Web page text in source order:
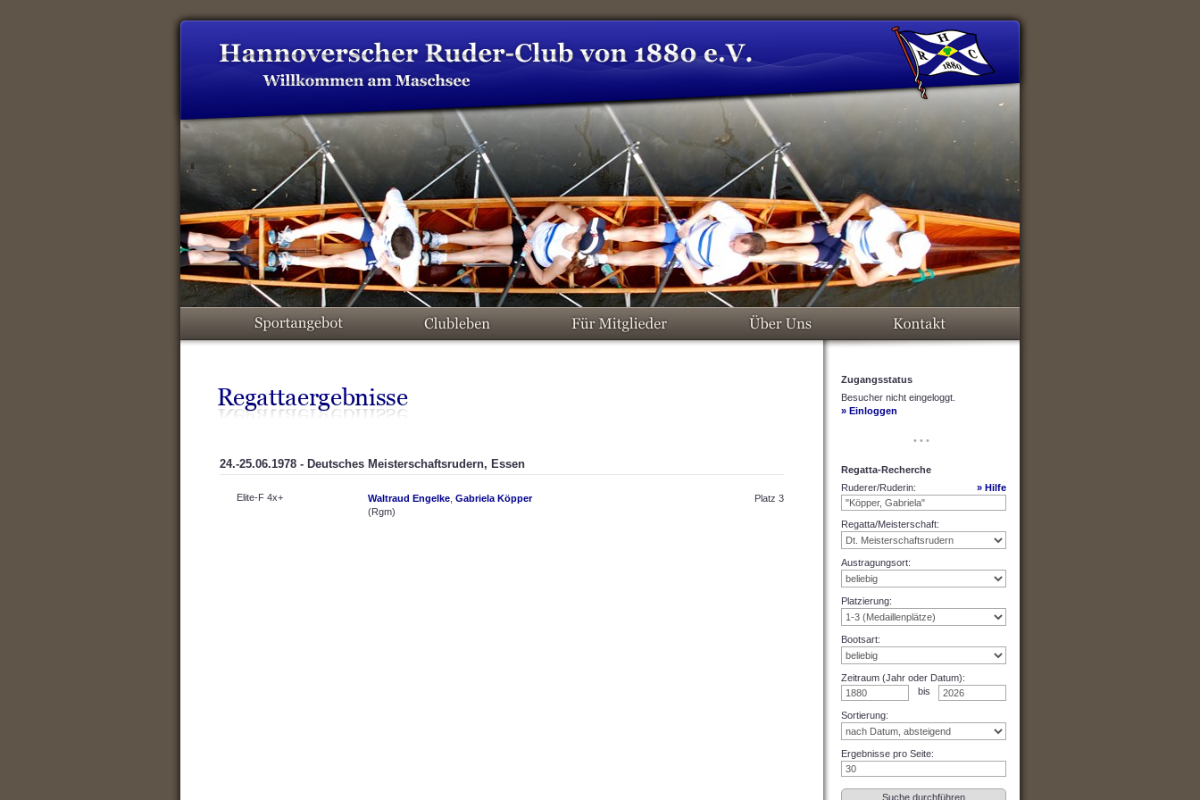
24.-25.06.1978 - Deutsches Meisterschaftsrudern, Essen
Elite-F 4x+ Waltraud Engelke Gabriela Köpper
(Rgm)
Platz 3
Zugangsstatus
Besucher nicht eingeloggt.
» Einloggen
• • •
Regatta-Recherche
» Hilfe
Ruderer/Ruderin:
Regatta/Meisterschaft:
Austragungsort:
Platzierung:
Bootsart:
Zeitraum (Jahr oder Datum):
bis
Sortierung:
Ergebnisse pro Seite: